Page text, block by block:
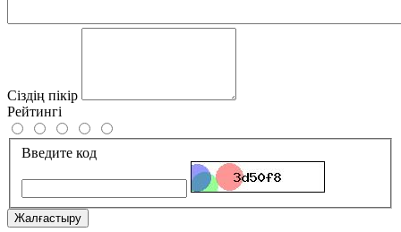
Сіздің пікір
Рейтингі
Введите код
Жалғастыру